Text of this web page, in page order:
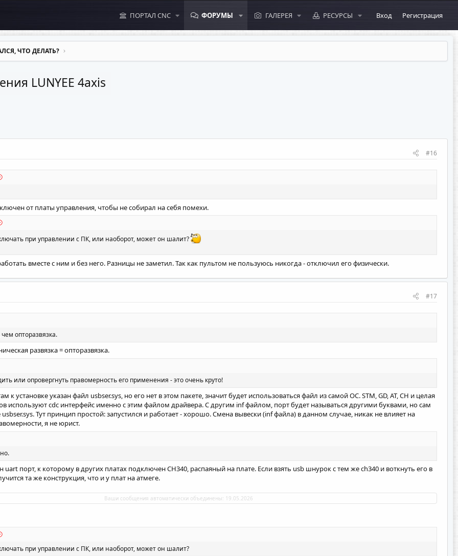
ПОРТАЛ CNC ФОРУМЫ ГАЛЕРЕЯ РЕСУРСЫ Вход Регистрация
ЧТО ДЕЛАТЬ?
LUNYEE 4axis
#16
от платы управления, чтобы не собирал на себя помехи.
при управлении с ПК, или наоборот, может он шалит?
вместе с ним и без него. Разницы не заметил. Так как пультом не пользуюсь никогда - отключил его физически.
#17
опторазвязка.
развязка = опторазвязка.
или опровергнуть правомерность его применения - это очень круто!
к установке указан файл usbser.sys, но его нет в этом пакете, значит будет использоваться файл из самой ОС. STM, GD, AT, CH и целая
используют cdc интерфейс именно с этим файлом драйвера. С другим inf файлом, порт будет называться другими буквами, но сам
Тут принцип простой: запустился и работает - хорошо. Смена вывески (inf файла) в данном случае, никак не влияет на
я не юрист.
порт, к которому в других платах подключен CH340, распаяный на плате. Если взять usb шнурок с тем же ch340 и воткнуть его в
та же конструкция, что и у плат на атмеге.
Ваши сообщения автоматически объединены: 19.05.2026
при управлении с ПК, или наоборот, может он шалит?